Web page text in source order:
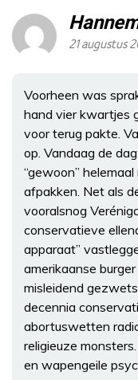
21 augustus
Voorheen was
hand vier kwartjes
voor terug pakte.
op. Vandaag de
“gewoon”
afpakken. Net als
vooralsnog
conservatieve
apparaat”
amerikaanse
misleidend
decennia
abortuswetten
religieuze
en wapengeile